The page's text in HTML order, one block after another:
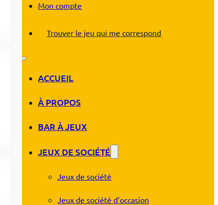
Mon compte
Trouver le jeu qui me correspond
ACCUEIL
À PROPOS
BAR À JEUX
JEUX DE SOCIÉTÉ
Jeux de société
Jeux de société d’occasion